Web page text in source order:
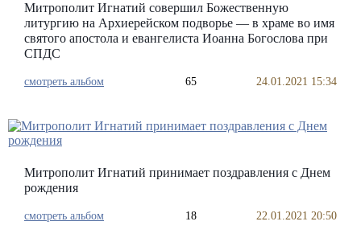
Митрополит Игнатий совершил Божественную
литургию на Архиерейском подворье — в храме во имя
святого апостола и евангелиста Иоанна Богослова при
СПДС
смотреть альбом 65 24.01.2021 15:34
Митрополит Игнатий принимает поздравления с Днем
рождения
смотреть альбом 18 22.01.2021 20:50